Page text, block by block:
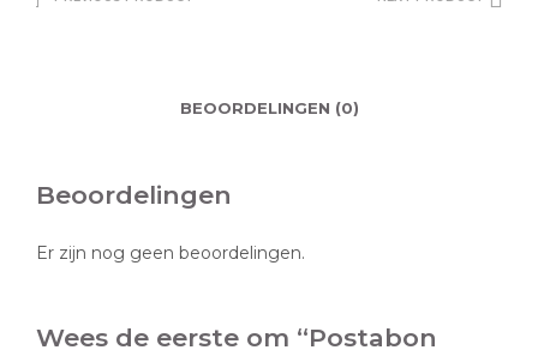
BEOORDELINGEN (0)
Beoordelingen
Er zijn nog geen beoordelingen.
Wees de eerste om “Postabon